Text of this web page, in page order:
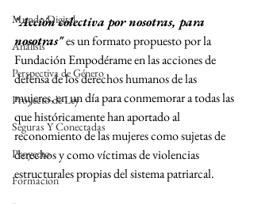
Mundo Digital
Análisis
Perspectiva de Género
Proyecto de Ley
Seguras Y Conectadas
Proyecto
Formacion
"Acción colectiva por nosotras, para
nosotras" es un formato propuesto por la
Fundación Empodérame en las acciones de
defensa de los derechos humanos de las
mujeres, en un día para conmemorar a todas las
que históricamente han aportado al
reconomiento de las mujeres como sujetas de
derechos y como víctimas de violencias
estructurales propias del sistema patriarcal.